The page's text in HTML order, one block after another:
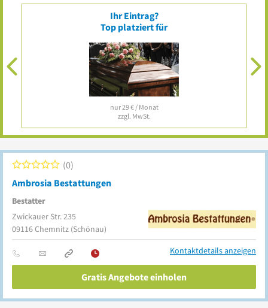
PONTURA - Die Bestattung
Bernsdorfer Str. 89
09126Chemnitz
Ambrosia Bestattungen
Bestatter
0
Zwickauer Str. 235
09116Chemnitz (Schönau)
Kontaktdetails anzeigen
Gratis Angebote einholen